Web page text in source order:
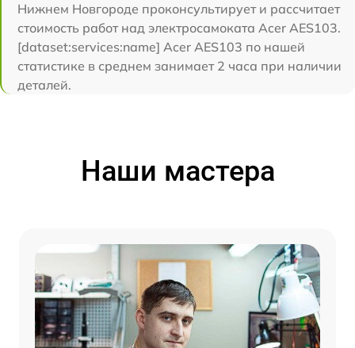
Нижнем Новгороде проконсультирует и рассчитает
стоимость работ над электросамоката Acer AES103.
[dataset:services:name] Acer AES103 по нашей
статистике в среднем занимает 2 часа при наличии
деталей.
Наши мастера